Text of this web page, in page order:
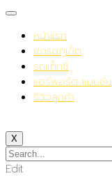
หน้าแรก
เช่ารถภูเก็ต
รถแท็กซี่
แอร์พอร์ต แมนชั่น
รีวิวลูกค้า
X
Edit